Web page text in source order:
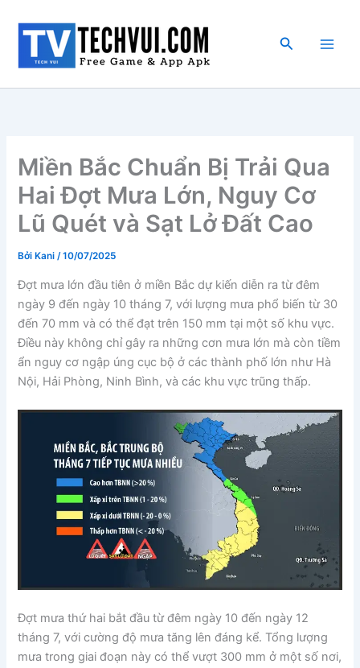
dung
Tìm
Miền Bắc Chuẩn Bị Trải Qua
Hai Đợt Mưa Lớn, Nguy Cơ
Lũ Quét và Sạt Lở Đất Cao
Bởi Kani/10/07/2025
Đợt mưa lớn đầu tiên ở miền Bắc dự kiến diễn ra từ đêm
ngày 9 đến ngày 10 tháng 7, với lượng mưa phổ biến từ 30
đến 70 mm và có thể đạt trên 150 mm tại một số khu vực.
Điều này không chỉ gây ra những cơn mưa lớn mà còn tiềm
ẩn nguy cơ ngập úng cục bộ ở các thành phố lớn như Hà
Nội, Hải Phòng, Ninh Bình, và các khu vực trũng thấp.
Đợt mưa thứ hai bắt đầu từ đêm ngày 10 đến ngày 12
tháng 7, với cường độ mưa tăng lên đáng kể. Tổng lượng
mưa trong giai đoạn này có thể vượt 300 mm ở một số nơi,